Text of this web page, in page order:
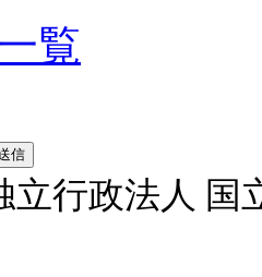
覧
立行政法人 国